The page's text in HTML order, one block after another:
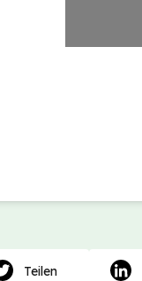
Teilen